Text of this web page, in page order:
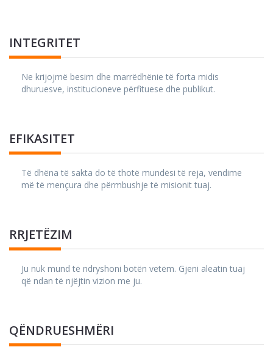
INTEGRITET
Ne krijojmë besim dhe marrëdhënie të forta midis
dhuruesve, institucioneve përfituese dhe publikut.
EFIKASITET
Të dhëna të sakta do të thotë mundësi të reja, vendime
më të mençura dhe përmbushje të misionit tuaj.
RRJETËZIM
Ju nuk mund të ndryshoni botën vetëm. Gjeni aleatin tuaj
që ndan të njëjtin vizion me ju.
QËNDRUESHMËRI